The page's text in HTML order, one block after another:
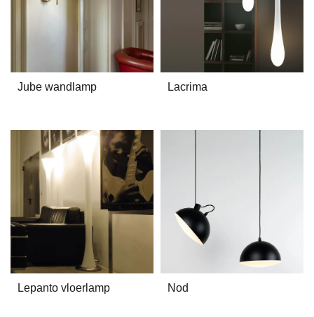
Jube wandlamp Lacrima
Lepanto vloerlamp Nod